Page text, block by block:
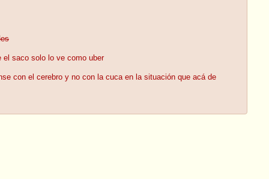
el saco solo lo ve como uber
con el cerebro y no con la cuca en la situación que acá de